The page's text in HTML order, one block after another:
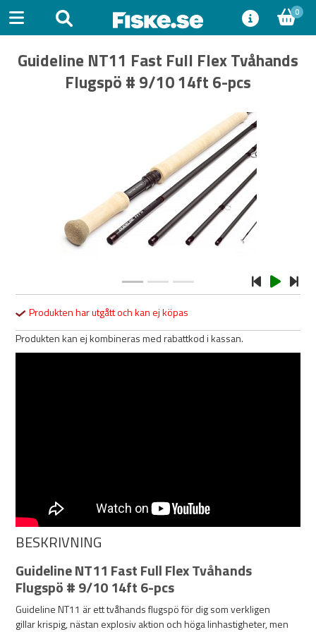
0
Guideline NT11 Fast Full Flex Tvåhands
Flugspö # 9/10 14ft 6-pcs
Produkten har utgått och kan ej köpas
Produkten kan ej kombineras med rabattkod i kassan.
BESKRIVNING
Guideline NT11 Fast Full Flex Tvåhands
Flugspö # 9/10 14ft 6-pcs
Guideline NT11 är ett tvåhands flugspö för dig som verkligen
gillar krispig, nästan explosiv aktion och höga linhastigheter, men